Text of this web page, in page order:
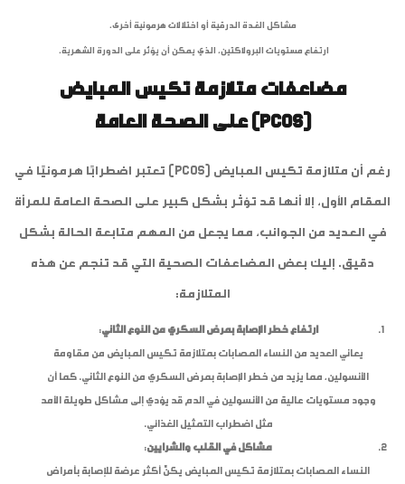
مشاكل الغدة الدرقية أو اختلالات هرمونية أخرى.
ارتفاع مستويات البرولاكتين، الذي يمكن أن يؤثر على الدورة الشهرية.
مضاعفات متلازمة تكيس المبايض
(PCOS) على الصحة العامة
رغم أن متلازمة تكيس المبايض (PCOS) تعتبر اضطرابًا هرمونيًا في
المقام الأول، إلا أنها قد تؤثر بشكل كبير على الصحة العامة للمرأة
في العديد من الجوانب، مما يجعل من المهم متابعة الحالة بشكل
دقيق. إليك بعض المضاعفات الصحية التي قد تنجم عن هذه
المتلازمة:
ارتفاع خطر الإصابة بمرض السكري من النوع الثاني:
يعاني العديد من النساء المصابات بمتلازمة تكيس المبايض من مقاومة
الأنسولين، مما يزيد من خطر الإصابة بمرض السكري من النوع الثاني. كما أن
وجود مستويات عالية من الأنسولين في الدم قد يؤدي إلى مشاكل طويلة الأمد
مثل اضطراب التمثيل الغذائي.
مشاكل في القلب والشرايين:
النساء المصابات بمتلازمة تكيس المبايض يكنَّ أكثر عرضة للإصابة بأمراض